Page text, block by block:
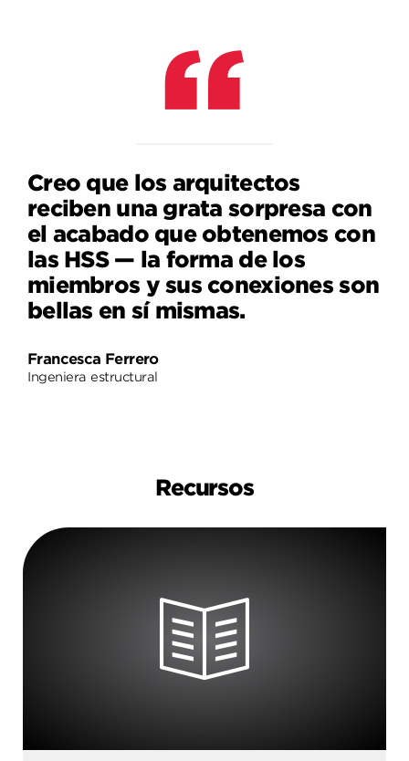
Creo que los arquitectos
reciben una grata sorpresa con
el acabado que obtenemos con
las HSS — la forma de los
miembros y sus conexiones son
bellas en sí mismas.
Francesca Ferrero
Ingeniera estructural
Recursos